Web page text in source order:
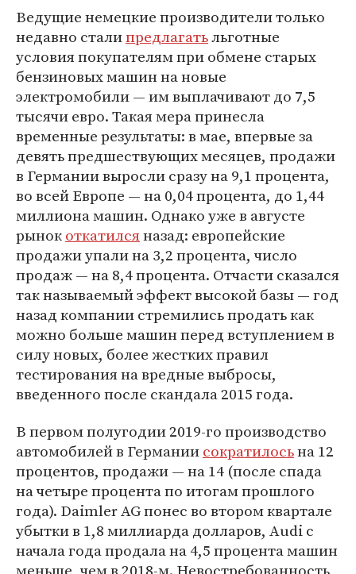
Ведущие немецкие производители только
недавно сталипредлагатьльготные
условия покупателям при обмене старых
бензиновых машин на новые
электромобили — им выплачивают до 7,5
тысячи евро. Такая мера принесла
временные результаты: в мае, впервые за
девять предшествующих месяцев, продажи
в Германии выросли сразу на 9,1 процента,
во всей Европе — на 0,04 процента, до 1,44
миллиона машин. Однако уже в августе
рынокоткатилсяназад: европейские
продажи упали на 3,2 процента, число
продаж — на 8,4 процента. Отчасти сказался
так называемый эффект высокой базы — год
назад компании стремились продать как
можно больше машин перед вступлением в
силу новых, более жестких правил
тестирования на вредные выбросы,
введенного после скандала 2015 года.
В первом полугодии 2019-го производство
автомобилей в Германиисократилосьна 12
процентов, продажи — на 14 (после спада
на четыре процента по итогам прошлого
года). Daimler AG понес во втором квартале
убытки в 1,8 миллиарда долларов, Audi с
начала года продала на 4,5 процента машин